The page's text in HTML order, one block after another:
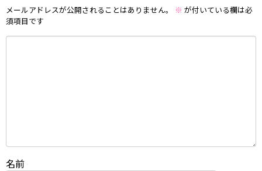
メールアドレスが公開されることはありません。 ※ が付いている欄は必
須項目です
名前